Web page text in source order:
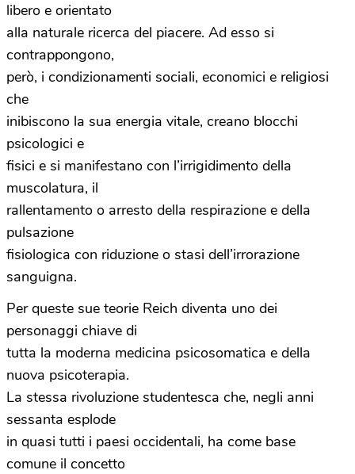
libero e orientato
alla naturale ricerca del piacere. Ad esso si
contrappongono,
però, i condizionamenti sociali, economici e religiosi
che
inibiscono la sua energia vitale, creano blocchi
psicologici e
fisici e si manifestano con l’irrigidimento della
muscolatura, il
rallentamento o arresto della respirazione e della
pulsazione
fisiologica con riduzione o stasi dell’irrorazione
sanguigna.
Per queste sue teorie Reich diventa uno dei
personaggi chiave di
tutta la moderna medicina psicosomatica e della
nuova psicoterapia.
La stessa rivoluzione studentesca che, negli anni
sessanta esplode
in quasi tutti i paesi occidentali, ha come base
comune il concetto